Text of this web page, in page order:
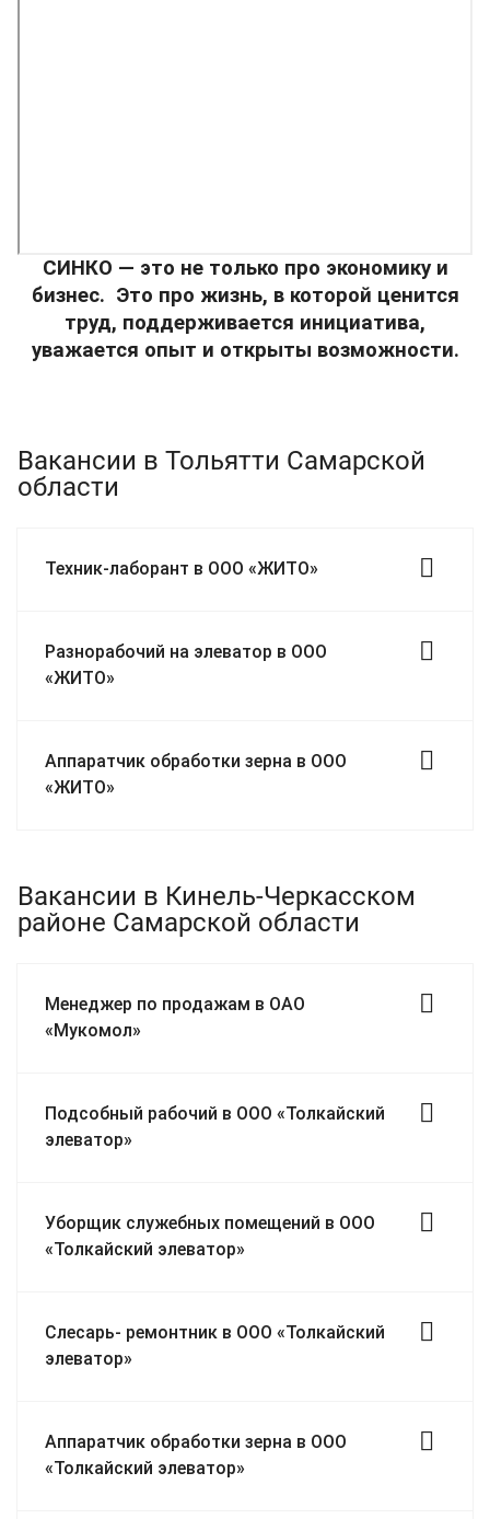
СИНКО — это не только про экономику и
бизнес. Это про жизнь, в которой ценится
труд, поддерживается инициатива,
уважается опыт и открыты возможности.
Вакансии в Тольятти Самарской
области
Техник-лаборант в ООО «ЖИТО»
Разнорабочий на элеватор в ООО
«ЖИТО»
Аппаратчик обработки зерна в ООО
«ЖИТО»
Вакансии в Кинель-Черкасском
районе Самарской области
Менеджер по продажам в ОАО
«Мукомол»
Подсобный рабочий в ООО «Толкайский
элеватор»
Уборщик служебных помещений в ООО
«Толкайский элеватор»
Слесарь- ремонтник в ООО «Толкайский
элеватор»
Аппаратчик обработки зерна в ООО
«Толкайский элеватор»